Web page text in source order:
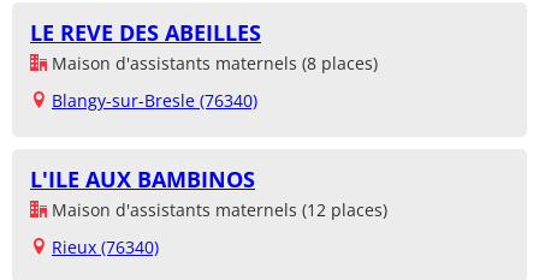
LE REVE DES ABEILLES
Maison d'assistants maternels (8 places)
Blangy-sur-Bresle (76340)
L'ILE AUX BAMBINOS
Maison d'assistants maternels (12 places)
Rieux (76340)